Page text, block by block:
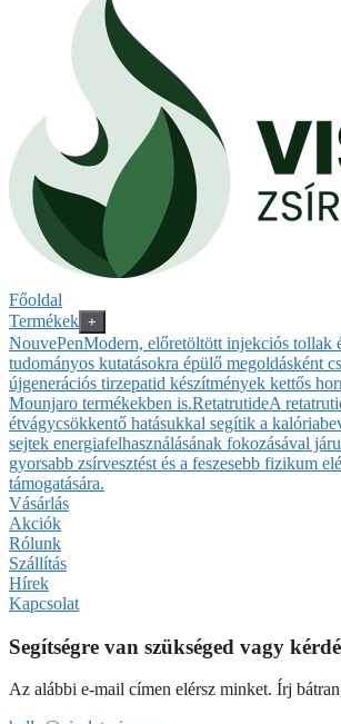
Főoldal
Termékek +
NouvePenModern, előretöltött injekciós tollak
tudományos kutatásokra épülő megoldásként
újgenerációs tirzepatid készítmények kettős
Mounjaro termékekben is.RetatrutideA
étvágycsökkentő hatásukkal segítik a
sejtek energiafelhasználásának fokozásával
gyorsabb zsírvesztést és a feszesebb fizikum
támogatására.
Vásárlás
Akciók
Rólunk
Szállítás
Hírek
Kapcsolat
Segítségre van szükséged vagy
Az alábbi e-mail címen elérsz minket. Írj